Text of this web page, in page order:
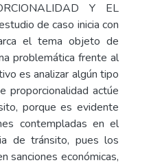
Y EL
de caso inicia con
el tema objeto de
problemática frente al
es analizar algún tipo
proporcionalidad actúe
porque es evidente
contempladas en el
de tránsito, pues los
sanciones económicas,